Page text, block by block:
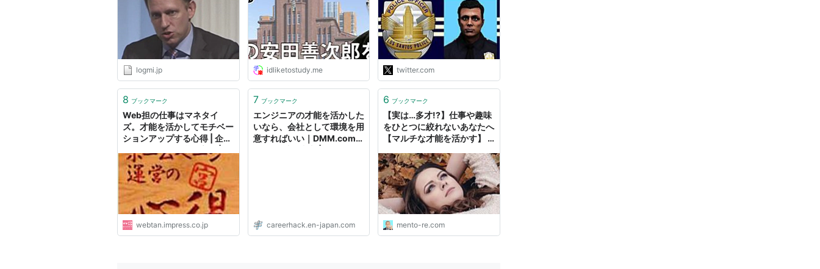
logmi.jp idliketostudy.me
の才能を活かす機会が奪わ
れ、主婦であることを強いら
れる被害者」として扱われ
る。そんぐらい上流リベラル
が浮世離れしてセンシティブ
アイデンティティ・オピニオ
ンバーサーカーになっている
ってことだが。"
twitter.com
8 ブックマーク
Web担の仕事はマネタイ
ズ。才能を活かしてモチベー
ションアップする心得 | 企業
Web担当者Forum
webtan.impress.co.jp
7 ブックマーク
エンジニアの才能を活かした
いなら、会社として環境を用
意すればいい｜DMM.comラ
careerhack.en-japan.com
6 ブックマーク
【実は…多才!?】仕事や趣味
をひとつに絞れないあなたへ
【マルチな才能を活かす】 -
mento-re.com